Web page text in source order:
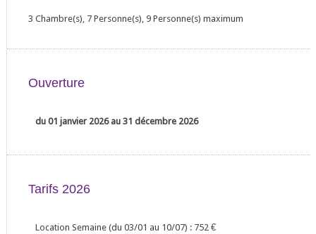
3 Chambre(s), 7 Personne(s), 9 Personne(s) maximum
Ouverture
du 01 janvier 2026 au 31 décembre 2026
Tarifs 2026
Location Semaine (du 03/01 au 10/07) : 752 €